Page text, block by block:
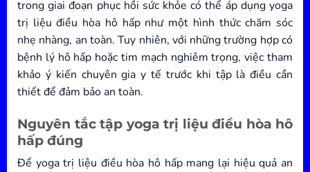
trong giai đoạn phục hồi sức khỏe có thể áp dụng yoga
trị liệu điều hòa hô hấp như một hình thức chăm sóc
nhẹ nhàng, an toàn. Tuy nhiên, với những trường hợp có
bệnh lý hô hấp hoặc tim mạch nghiêm trọng, việc tham
khảo ý kiến chuyên gia y tế trước khi tập là điều cần
thiết để đảm bảo an toàn.
Nguyên tắc tập yoga trị liệu điều hòa hô
hấp đúng
Để yoga trị liệu điều hòa hô hấp mang lại hiệu quả an